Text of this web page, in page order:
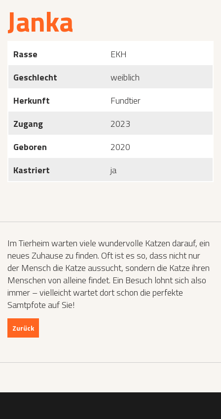
Janka
Rasse
EKH
Geschlecht
weiblich
Herkunft
Fundtier
Zugang
2023
Geboren
2020
Kastriert
ja
Im Tierheim warten viele wundervolle Katzen darauf, ein
neues Zuhause zu finden. Oft ist es so, dass nicht nur
der Mensch die Katze aussucht, sondern die Katze ihren
Menschen von alleine findet. Ein Besuch lohnt sich also
immer – vielleicht wartet dort schon die perfekte
Samtpfote auf Sie!
Zurück